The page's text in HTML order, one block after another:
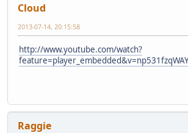
Cloud
2013-07-14, 20:15:58
http://www.youtube.com/watch?
Raggie